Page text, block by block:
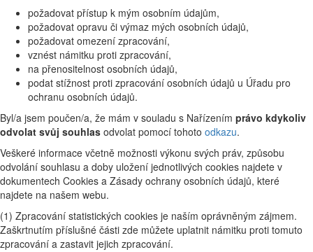
požadovat přístup k mým osobním údajům,
požadovat opravu či výmaz mých osobních údajů,
požadovat omezení zpracování,
vznést námitku proti zpracování,
na přenositelnost osobních údajů,
podat stížnost proti zpracování osobních údajů u Úřadu pro
ochranu osobních údajů.
Byl/a jsem poučen/a, že mám v souladu s Nařízením právo kdykoliv
odvolat svůj souhlas odvolat pomocí tohoto odkazu.
Veškeré informace včetně možnosti výkonu svých práv, způsobu
odvolání souhlasu a doby uložení jednotlivých cookies najdete v
dokumentech Cookies a Zásady ochrany osobních údajů, které
najdete na našem webu.
(1) Zpracování statistických cookies je naším oprávněným zájmem.
Zaškrtnutím příslušné části zde můžete uplatnit námitku proti tomuto
zpracování a zastavit jejich zpracování.